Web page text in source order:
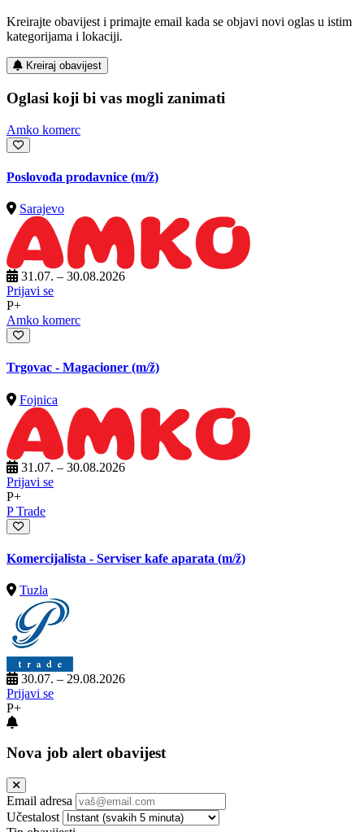
Kreirajte obavijest i primajte email kada se objavi novi oglas u istim
kategorijama i lokaciji.
Kreiraj obavijest
Oglasi koji bi vas mogli zanimati
Amko komerc
Poslovođa prodavnice (m/ž)
Sarajevo
31.07. – 30.08.2026
Prijavi se
P+
Amko komerc
Trgovac - Magacioner (m/ž)
Fojnica
31.07. – 30.08.2026
Prijavi se
P+
P Trade
Komercijalista - Serviser kafe aparata (m/ž)
Tuzla
30.07. – 29.08.2026
Prijavi se
P+
Nova job alert obavijest
Email adresa
Učestalost